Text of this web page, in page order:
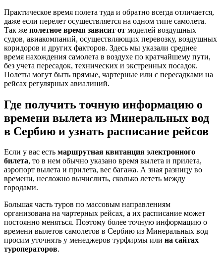
Практическое время полета туда и обратно всегда отличается,
даже если перелет осуществляется на одном типе самолета.
Так же полетное время зависит от моделей воздушных
судов, авиакомпаний, осуществляющих перевозку, воздушных
коридоров и других факторов. Здесь мы указали среднее
время нахождения самолета в воздухе по кратчайшему пути,
без учета пересадок, технических и экстренных посадок.
Полеты могут быть прямые, чартерные или с пересадками на
рейсах регулярных авиалиний.
Где получить точную информацию о
времени вылета из Минеральных вод
в Сербию и узнать расписание рейсов
Если у вас есть маршрутная квитанция электронного
билета, то в нем обычно указано время вылета и прилета,
аэропорт вылета и прилета, вес багажа. А зная разницу во
времени, несложно вычислить, сколько лететь между
городами.
Большая часть туров по массовым направлениям
организована на чартерных рейсах, а их расписание может
постоянно меняться. Поэтому более точную информацию о
времени вылетов самолетов в Сербию из Минеральных вод
просим уточнять у менеджеров турфирмы или на сайтах
туроператоров.